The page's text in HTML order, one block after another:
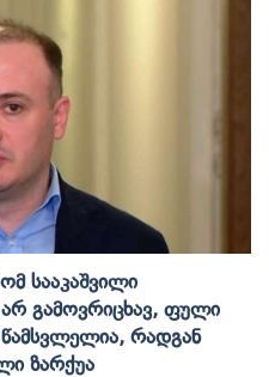
Სააკაშვილი
Არ Გამოვრიცხავ, Ფული
Რადგან
Ზარქუა